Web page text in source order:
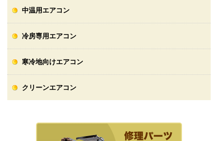
中温用エアコン
冷房専用エアコン
寒冷地向けエアコン
クリーンエアコン